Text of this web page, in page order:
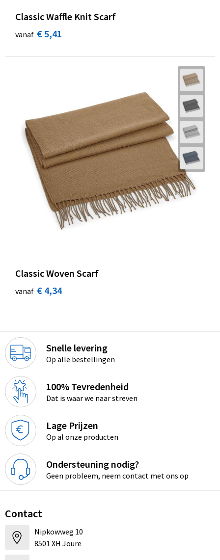
Classic Waffle Knit Scarf
vanaf € 5,41
Classic Woven Scarf
vanaf € 4,34
Snelle levering
Op alle bestellingen
100% Tevredenheid
Dat is waar we naar streven
Lage Prijzen
Op al onze producten
Ondersteuning nodig?
Geen probleem, neem contact met ons op
Contact
Nipkowweg 10
8501 XH Joure